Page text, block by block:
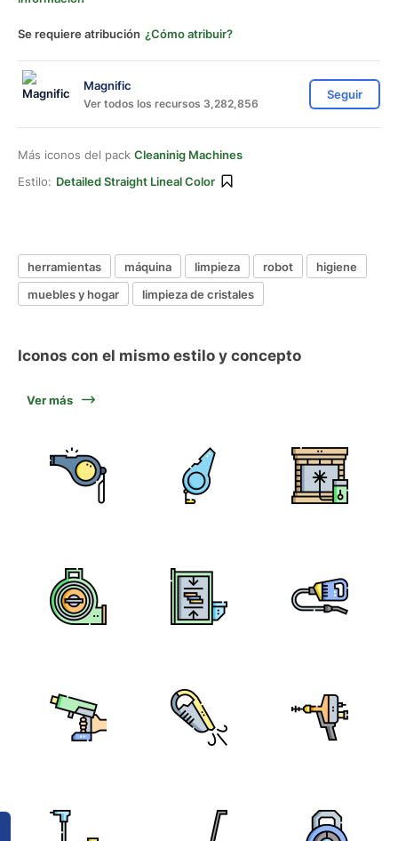
Se requiere atribución ¿Cómo atribuir?
Magnific
Ver todos los recursos 3,282,856
Seguir
Más iconos del pack Cleaninig Machines
Estilo: Detailed Straight Lineal Color
herramientas máquina limpieza robot
higiene
muebles y hogar
limpieza de cristales
Iconos con el mismo estilo y concepto
Ver más